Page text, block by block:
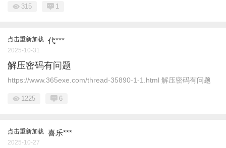
315 1
点击重新加载 代***
2025-10-31
解压密码有问题
https://www.365exe.com/thread-35890-1-1.html 解压密码有问题
1225 6
点击重新加载 喜乐***
2025-10-27